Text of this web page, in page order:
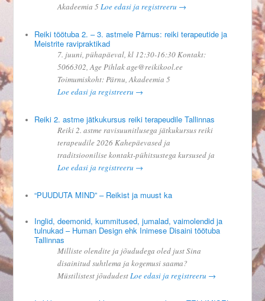
Akadeemia 5 Loe edasi ja registreeru →
Reiki töötuba 2. – 3. astmele Pärnus: reiki terapeutide ja
Meistrite ravipraktikad
7. juuni, pühapäeval, kl 12:30-16:30 Kontakt:
5066302, Age Pihlak age@reikikool.ee
Toimumiskoht: Pärnu, Akadeemia 5
Loe edasi ja registreeru →
Reiki 2. astme jätkukursus reiki terapeudile Tallinnas
Reiki 2. astme ravisuunitlusega jätkukursus reiki
terapeudile 2026 Kahepäevased ja
traditsioonilise kontakt-pühitsustega kursused ja
Loe edasi ja registreeru →
“PUUDUTA MIND” – Reikist ja muust ka
Inglid, deemonid, kummitused, jumalad, vaimolendid ja
tulnukad – Human Design ehk Inimese Disaini töötuba
Tallinnas
Milliste olendite ja jõududega oled just Sina
disainitud suhtlema ja kogemusi saama?
Müstilistest jõududest Loe edasi ja registreeru →